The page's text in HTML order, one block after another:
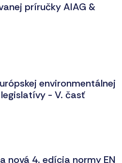
príručky AIAG &
environmentálnej
- V. časť
nová 4. edícia normy EN